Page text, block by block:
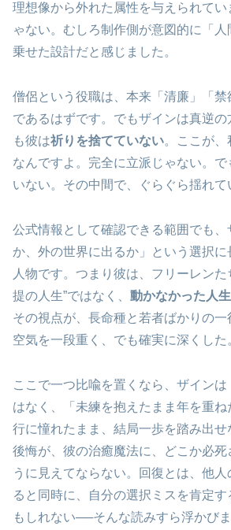
理想像から外れた属性を与えられてい
ゃない。むしろ制作側が意図的に「
乗せた設計だと感じました。
僧侶という役職は、本来「清廉」「
であるはずです。でもザインは真逆
も彼は祈りを捨てていない。ここが、
なんですよ。完全に立派じゃない。
いない。その中間で、ぐらぐら揺れて
公式情報として確認できる範囲でも、
か、外の世界に出るか」という選択に
人物です。つまり彼は、フリーレンた
提の人生”ではなく、 動かなかった人生
その視点が、長命種と若者ばかりの一
空気を一段重く、でも確実に深くした
ここで一つ比喩を置くなら、ザイン
はなく、「未練を抱えたまま年を重
行に憧れたまま、結局一歩を踏み出
後悔が、彼の治癒魔法に、どこか必死
うに見えてならない。回復とは、他
ると同時に、自分の選択ミスを肯定
もしれない──そんな読みすら浮かびま